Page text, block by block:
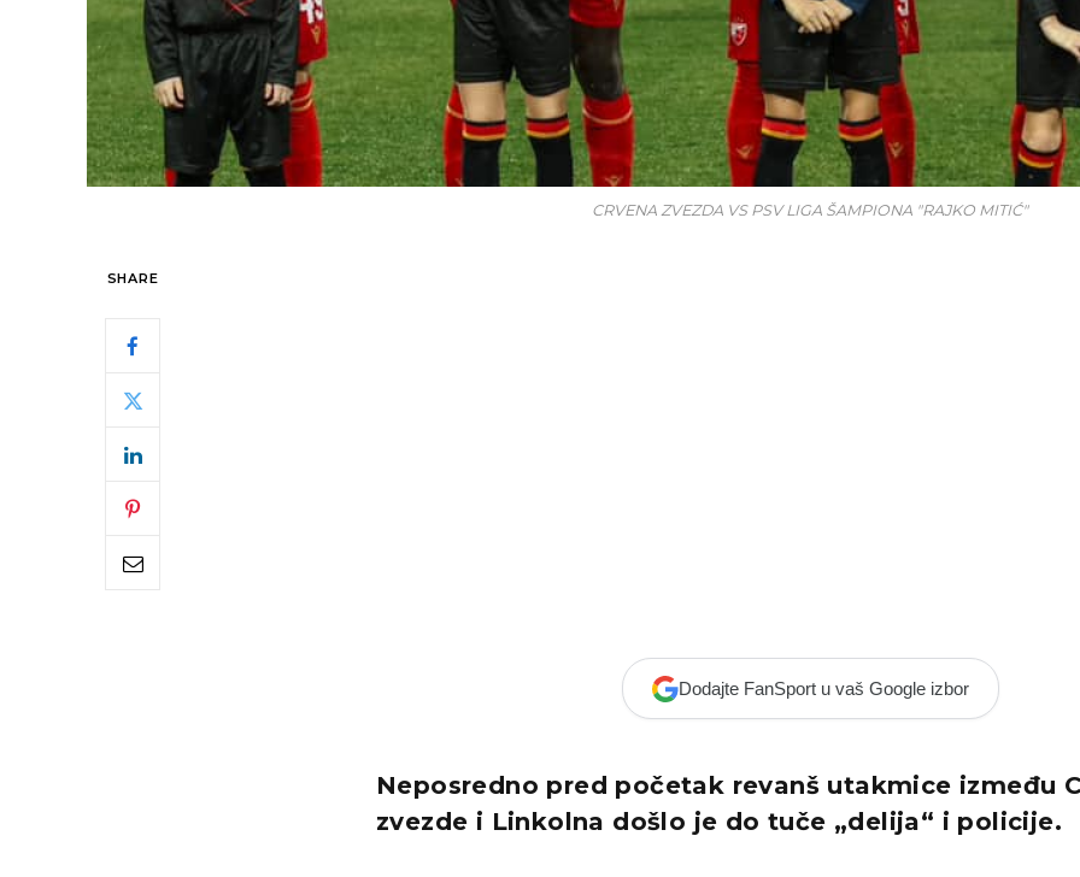
CRVENA ZVEZDA VS PSV LIGA ŠAMPIONA "RAJKO MITIĆ"
SHARE
Dodajte FanSport u vaš Google izbor
Neposredno pred početak revanš utakmice između
zvezde i Linkolna došlo je do tuče „delija“ i policije.